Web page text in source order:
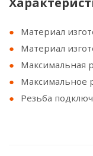
Материал
Материал
Максимальная
Максимальное
Резьба